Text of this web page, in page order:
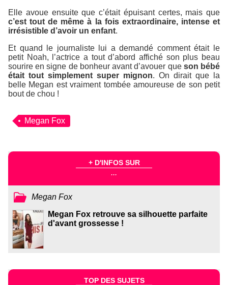
Elle avoue ensuite que c’était épuisant certes, mais que
c’est tout de même à la fois extraordinaire, intense et
irrésistible d’avoir un enfant.
Et quand le journaliste lui a demandé comment était le
petit Noah, l’actrice a tout d’abord affiché son plus beau
sourire en signe de bonheur avant d’avouer que son bébé
était tout simplement super mignon. On dirait que la
belle Megan est vraiment tombée amoureuse de son petit
bout de chou !
Megan Fox
+ D'INFOS SUR
...
Megan Fox
Megan Fox retrouve sa silhouette parfaite
d'avant grossesse !
TOP DES SUJETS